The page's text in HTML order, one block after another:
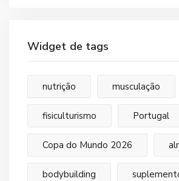
Widget de tags
nutrição musculação
fisiculturismo Portugal
Copa do Mundo 2026
bodybuilding